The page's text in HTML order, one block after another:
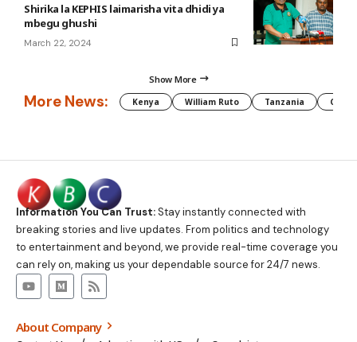
Shirika la KEPHIS laimarisha vita dhidi ya
mbegu ghushi
March 22, 2024
Show More
More News: Kenya William Ruto Tanzania CAF
Information You Can Trust:Stay instantly connected with
breaking stories and live updates. From politics and technology
to entertainment and beyond, we provide real-time coverage you
can rely on, making us your dependable source for 24/7 news.
About Company